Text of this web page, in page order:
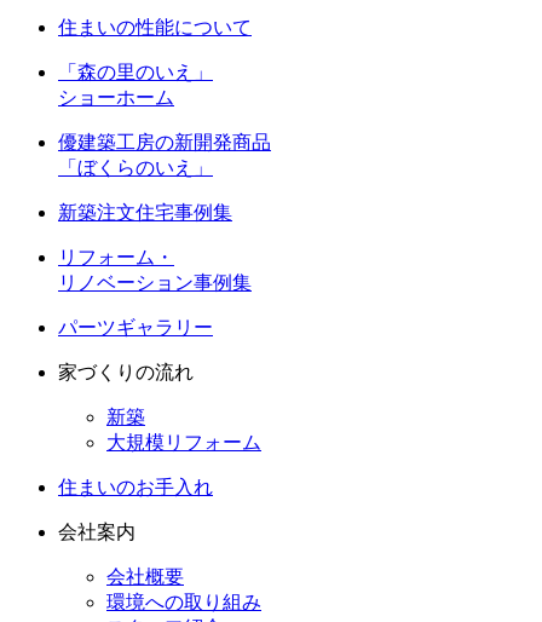
住まいの性能について
「森の里のいえ」
ショーホーム
優建築工房の新開発商品
「ぼくらのいえ」
新築注文住宅事例集
リフォーム・
リノベーション事例集
パーツギャラリー
家づくりの流れ
新築
大規模リフォーム
住まいのお手入れ
会社案内
会社概要
環境への取り組み